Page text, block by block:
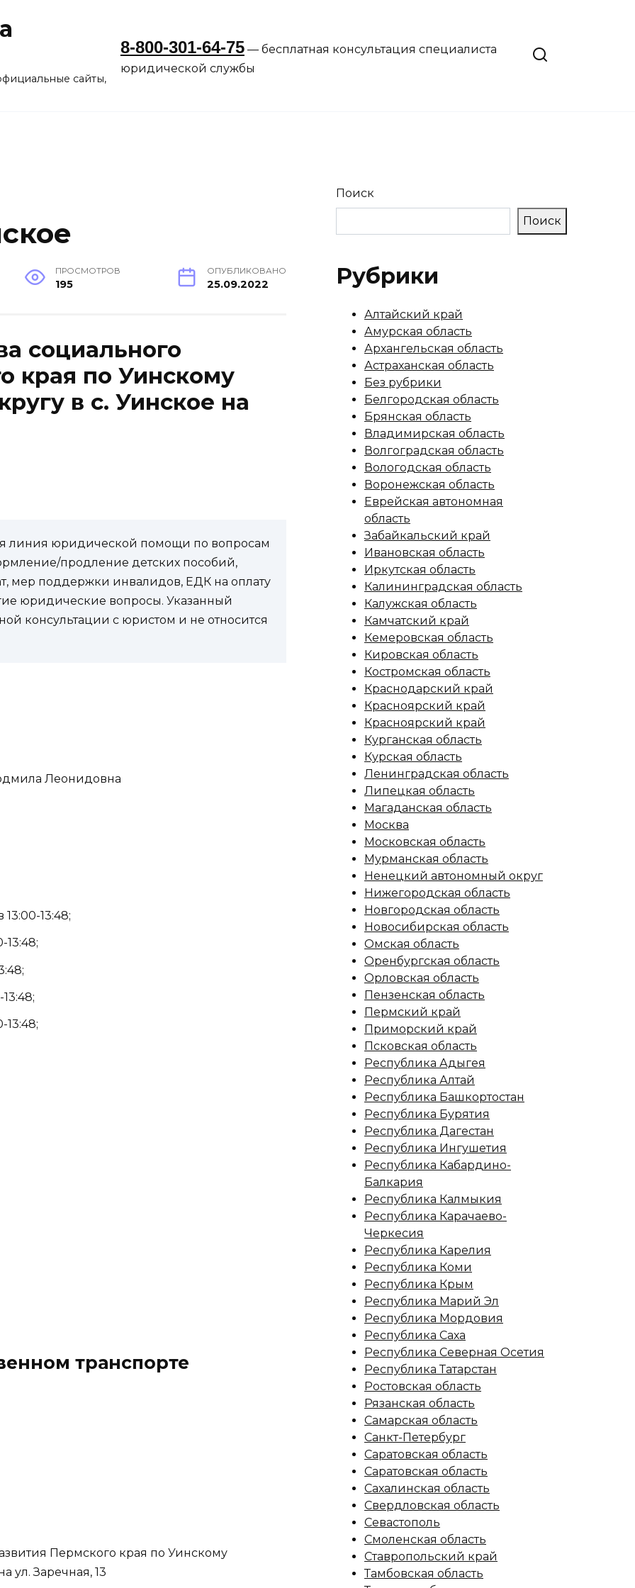
сайты,
8-800-301-64-75— бесплатная консультация специалиста
юридической службы
ПРОСМОТРОВ
195
ОПУБЛИКОВАНО
25.09.2022
социального
края по Уинскому
в с. Уинское на
линия юридической помощи по вопросам
продление детских пособий,
мер поддержки инвалидов, ЕДК на оплату
юридические вопросы. Указанный
консультации с юристом и не относится
Леонидовна
13:48;
13:48;
13:48;
транспорте
Поиск
Поиск
Рубрики
Алтайский край
Амурская область
Архангельская область
Астраханская область
Без рубрики
Белгородская область
Брянская область
Владимирская область
Волгоградская область
Вологодская область
Воронежская область
Еврейская автономная
область
Забайкальский край
Ивановская область
Иркутская область
Калининградская область
Калужская область
Камчатский край
Кемеровская область
Кировская область
Костромская область
Краснодарский край
Красноярский край
Красноярский край
Курганская область
Курская область
Ленинградская область
Липецкая область
Магаданская область
Москва
Московская область
Мурманская область
Ненецкий автономный округ
Нижегородская область
Новгородская область
Новосибирская область
Омская область
Оренбургская область
Орловская область
Пензенская область
Пермский край
Приморский край
Псковская область
Республика Адыгея
Республика Алтай
Республика Башкортостан
Республика Бурятия
Республика Дагестан
Республика Ингушетия
Республика Кабардино-
Балкария
Республика Калмыкия
Республика Карачаево-
Черкесия
Республика Карелия
Республика Коми
Республика Крым
Республика Марий Эл
Республика Мордовия
Республика Саха
Республика Северная Осетия
Республика Татарстан
Ростовская область
Рязанская область
Самарская область
Санкт-Петербург
Саратовская область
Саратовская область
Сахалинская область
Свердловская область
Севастополь
Смоленская область
Ставропольский край
Тамбовская область